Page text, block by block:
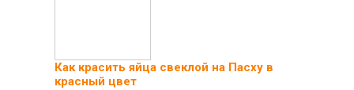
Как красить яйца свеклой на Пасху в
красный цвет